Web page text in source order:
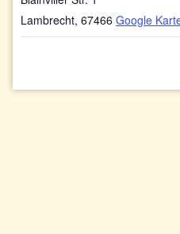
Lambrecht, 67466 Google